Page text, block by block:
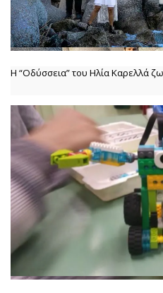
Η “Οδύσσεια” του Ηλία Καρελλά